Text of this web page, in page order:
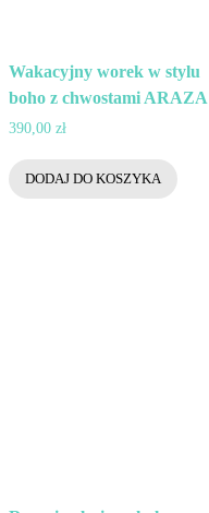
Wakacyjny worek w stylu
boho z chwostami ARAZA
390,00 zł
DODAJ DO KOSZYKA